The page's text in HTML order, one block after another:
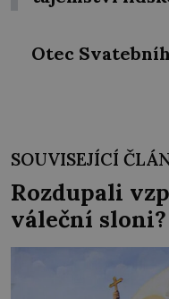
Otec
SOUVISEJÍCÍ
Rozdupali
váleční sloni?